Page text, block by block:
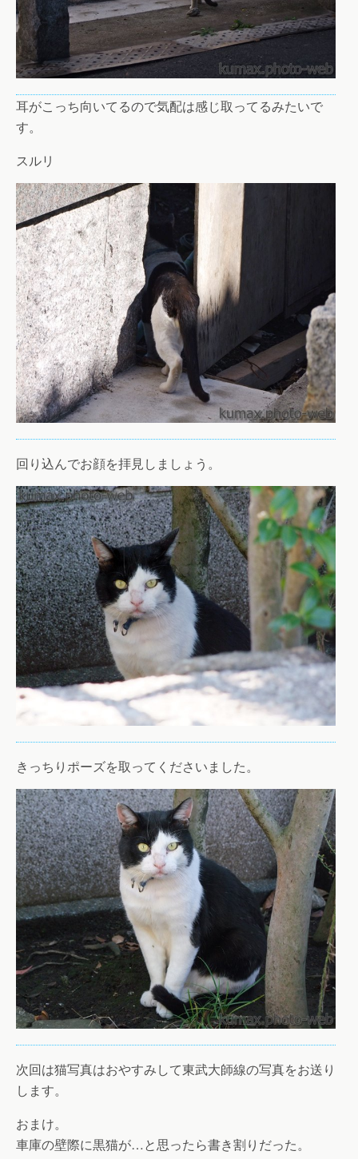
耳がこっち向いてるので気配は感じ取ってるみたいで
す。
スルリ
回り込んでお顔を拝見しましょう。
きっちりポーズを取ってくださいました。
次回は猫写真はおやすみして東武大師線の写真をお送り
します。
おまけ。
車庫の壁際に黒猫が…と思ったら書き割りだった。